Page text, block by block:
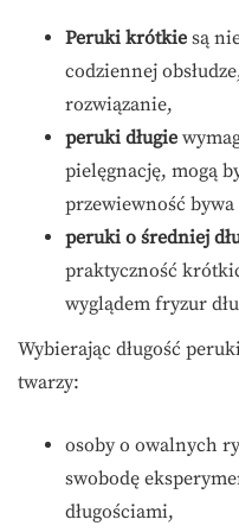
Peruki krótkie są
codziennej
rozwiązanie,
peruki długie
pielęgnację, mogą
przewiewność
peruki o średniej
praktyczność
wyglądem fryzur
Wybierając długość
twarzy:
osoby o owalnych
swobodę
długościami,